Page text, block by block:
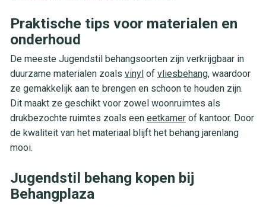
Praktische tips voor materialen en
onderhoud
De meeste Jugendstil behangsoorten zijn verkrijgbaar in
duurzame materialen zoals vinyl of vliesbehang, waardoor
ze gemakkelijk aan te brengen en schoon te houden zijn.
Dit maakt ze geschikt voor zowel woonruimtes als
drukbezochte ruimtes zoals een eetkamerof kantoor. Door
de kwaliteit van het materiaal blijft het behang jarenlang
mooi.
Jugendstil behang kopen bij
Behangplaza